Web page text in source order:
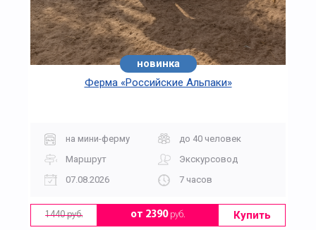
новинка
Ферма «Российские Альпаки»
на мини-ферму
до 40 человек
Маршрут
Экскурсовод
07.08.2026
7 часов
1440 руб. от 2390руб. Купить